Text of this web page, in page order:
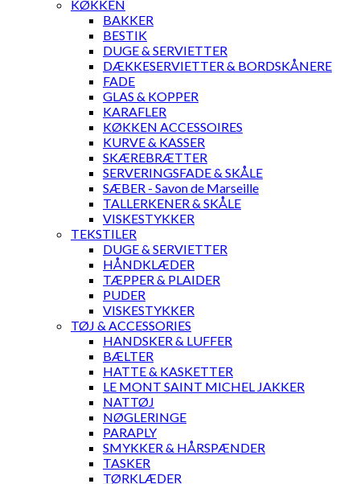
KØKKEN
BAKKER
BESTIK
DUGE & SERVIETTER
DÆKKESERVIETTER & BORDSKÅNERE
FADE
GLAS & KOPPER
KARAFLER
KØKKEN ACCESSOIRES
KURVE & KASSER
SKÆREBRÆTTER
SERVERINGSFADE & SKÅLE
SÆBER - Savon de Marseille
TALLERKENER & SKÅLE
VISKESTYKKER
TEKSTILER
DUGE & SERVIETTER
HÅNDKLÆDER
TÆPPER & PLAIDER
PUDER
VISKESTYKKER
TØJ & ACCESSORIES
HANDSKER & LUFFER
BÆLTER
HATTE & KASKETTER
LE MONT SAINT MICHEL JAKKER
NATTØJ
NØGLERINGE
PARAPLY
SMYKKER & HÅRSPÆNDER
TASKER
TØRKLÆDER